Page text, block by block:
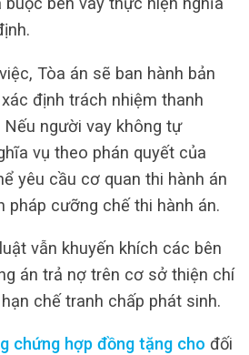
Tòa án sẽ ban hành bản
định trách nhiệm thanh
người vay không tự
vụ theo phán quyết của
yêu cầu cơ quan thi hành án
pháp cưỡng chế thi hành án.
vẫn khuyến khích các bên
án trả nợ trên cơ sở thiện chí
chế tranh chấp phát sinh.
chứng hợp đồng tặng cho đối